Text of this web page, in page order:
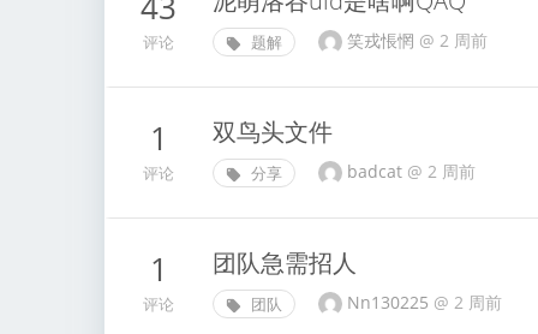
评论 题解 笑戎悵惘 @ 2 周前
1
评论
双鸟头文件
分享 badcat @ 2 周前
1
评论
团队急需招人
团队 Nn130225 @ 2 周前